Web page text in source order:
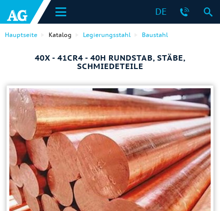
DE
Hauptseite Katalog Legierungsstahl Baustahl
40X - 41CR4 - 40H RUNDSTAB, STÄBE,
SCHMIEDETEILE